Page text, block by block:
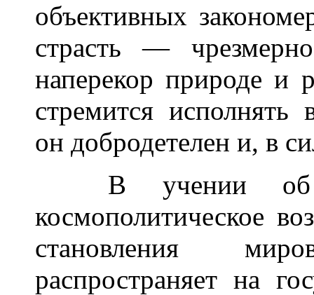
объективных
страсть —
наперекор природе и
стремится исполнять
он добродетелен и, в
В учении об
космополитическое
становления
распространяет на